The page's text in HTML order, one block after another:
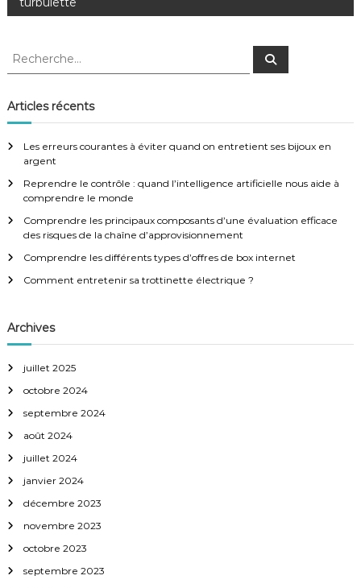
i
g
a
t
i
o
n
d
e
l
’
a
r
t
i
R
h
e
c
e
:
R
c
e
r
Articles récents
Les erreurs courantes à éviter quand on entretient ses bijoux en
argent
Reprendre le contrôle : quand l’intelligence artificielle nous aide à
comprendre le monde
Comprendre les principaux composants d’une évaluation efficace
des risques de la chaîne d’approvisionnement
Comprendre les différents types d’offres de box internet
Comment entretenir sa trottinette électrique ?
Archives
juillet 2025
octobre 2024
septembre 2024
août 2024
juillet 2024
janvier 2024
décembre 2023
novembre 2023
octobre 2023
septembre 2023